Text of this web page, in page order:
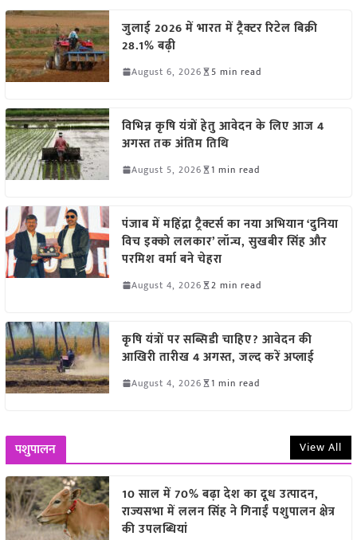
जुलाई 2026 में भारत में ट्रैक्टर रिटेल बिक्री
28.1% बढ़ी
August 6, 2026 5 min read
विभिन्न कृषि यंत्रों हेतु आवेदन के लिए आज 4
अगस्त तक अंतिम तिथि
August 5, 2026 1 min read
पंजाब में महिंद्रा ट्रैक्टर्स का नया अभियान ‘दुनिया
विच इक्को ललकार’ लॉन्च, सुखबीर सिंह और
परमिश वर्मा बने चेहरा
August 4, 2026 2 min read
कृषि यंत्रों पर सब्सिडी चाहिए? आवेदन की
आखिरी तारीख 4 अगस्त, जल्द करें अप्लाई
August 4, 2026 1 min read
पशुपालन View All
10 साल में 70% बढ़ा देश का दूध उत्पादन,
राज्यसभा में ललन सिंह ने गिनाईं पशुपालन क्षेत्र
की उपलब्धियां